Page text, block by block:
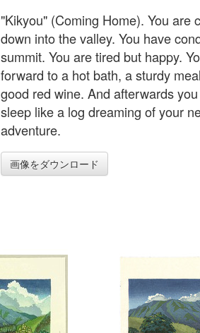
"Kikyou" (Coming Home). You are
down into the valley. You have
summit. You are tired but happy.
forward to a hot bath, a sturdy
good red wine. And afterwards
sleep like a log dreaming of your
adventure.
画像をダウンロード